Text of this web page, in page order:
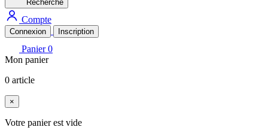
Recherche
Compte
Connexion Inscription
Panier 0
Mon panier
0 article
×
Votre panier est vide